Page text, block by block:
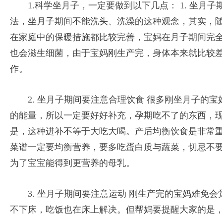
1.科学坐月子，一定要做到以下几点： 1. 坐月
法，坐月子期间不能洗头、洗澡的这种观念，其实，
在家庭中的保暖措施都比较完善，宝妈在月子期间完
也会滋生细菌，由于宝妈刚生产完，身体本来就比较
作。
2. 坐月子期间要注意合理饮食 很多刚坐月子的
的能量，所以一定要好好补充，孕期吃不了的东西，
是，这种进补不等于大吃大喝。产后均衡饮食是非常
菜谱一定要均衡营养，要多吃蛋白质与蔬菜，切忌不
为了宝宝能得到更营养的母乳。
3. 坐月子期间要注意运动 刚生产完的宝妈难免
不下床，吃饭也在床上解决。但帮妈要提醒大家的是